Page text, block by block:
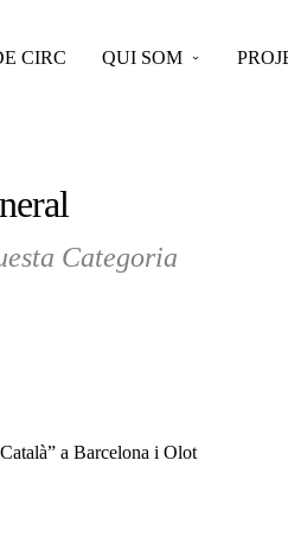
Categoria
CIRC QUI SOM
a Barcelona i Olot